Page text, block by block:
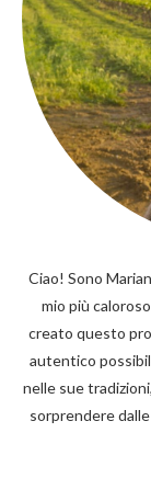
Ciao! Sono
mio più
creato questo
autentico
nelle sue
sorprendere